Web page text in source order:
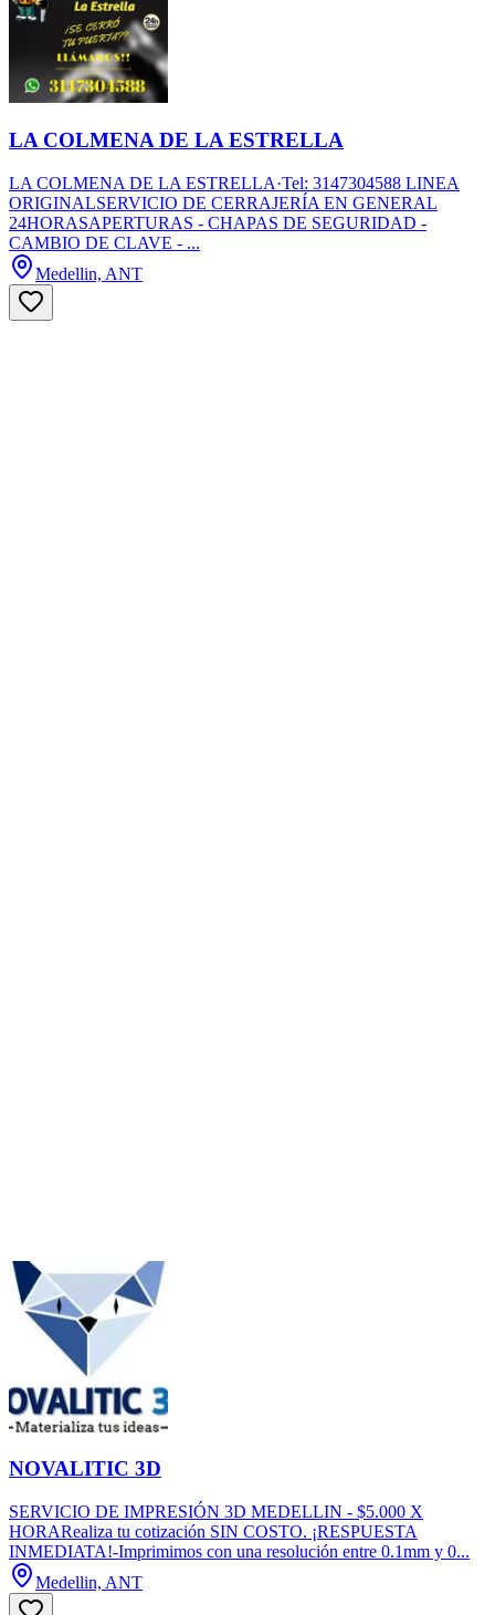
LA COLMENA DE LA ESTRELLA
LA COLMENA DE LA ESTRELLA·Tel: 3147304588 LINEA
ORIGINALSERVICIO DE CERRAJERÍA EN GENERAL
24HORASAPERTURAS - CHAPAS DE SEGURIDAD -
CAMBIO DE CLAVE - ...
Medellin, ANT
NOVALITIC 3D
SERVICIO DE IMPRESIÓN 3D MEDELLIN - $5.000 X
HORARealiza tu cotización SIN COSTO. ¡RESPUESTA
INMEDIATA!-Imprimimos con una resolución entre 0.1mm y 0...
Medellin, ANT